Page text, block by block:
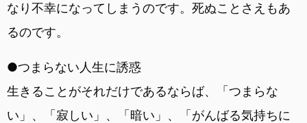
なり不幸になってしまうのです。死ぬことさえもあ
るのです。
●つまらない人生に誘惑
生きることがそれだけであるならば、「つまらな
い」、「寂しい」、「暗い」、「がんばる気持ちに